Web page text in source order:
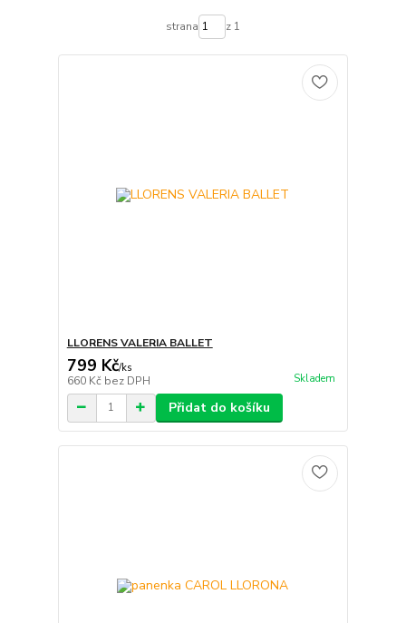
strana z 1
LLORENS VALERIA BALLET
799 Kč/ks
660 Kč bez DPH Skladem
Přidat do košíku